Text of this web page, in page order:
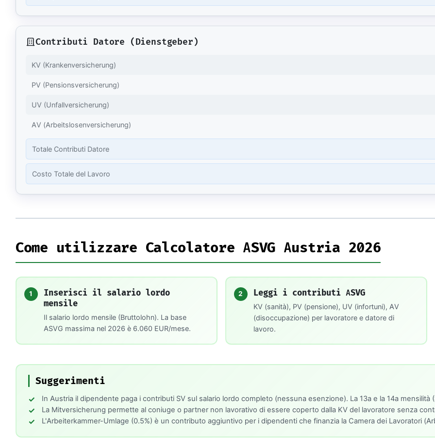
Contributi Datore (Dienstgeber)
KV (Krankenversicherung)
PV (Pensionsversicherung)
UV (Unfallversicherung)
AV (Arbeitslosenversicherung)
Totale Contributi Datore
Costo Totale del Lavoro
Come utilizzare Calcolatore ASVG Austria 2026
1
Inserisci il salario lordo
mensile
Il salario lordo mensile (Bruttolohn). La base
ASVG massima nel 2026 è 6.060 EUR/mese.
2 Leggi i contributi ASVG
KV (sanità), PV (pensione), UV (infortuni), AV
(disoccupazione) per lavoratore e datore di
lavoro.
Suggerimenti
In Austria il dipendente paga i contributi SV sul salario lordo completo (nessuna esenzione). La 13a e la 14a
La Mitversicherung permette al coniuge o partner non lavorativo di essere coperto dalla KV del lavoratore senza
L'Arbeiterkammer-Umlage (0.5%) è un contributo aggiuntivo per i dipendenti che finanzia la Camera dei Lavoratori